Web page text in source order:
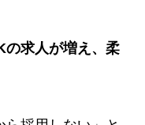
の求人が増え、柔